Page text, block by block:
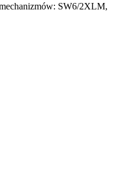
SW6/2XLM,